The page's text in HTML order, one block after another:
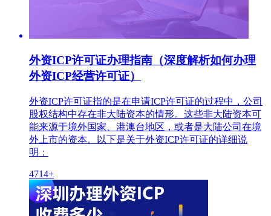
外资ICP许可证办理指南（深度解析如何办理
外资ICP经营许可证）
外资ICP许可证指的是在申请ICP许可证的过程中，公司
股权结构中存在非大陆资本的情形。这些非大陆资本可
能来源于境外国家、港澳台地区，或者是大陆公司在境
外上市的资本。以下是关于外资ICP许可证的详细说
明：
4714+